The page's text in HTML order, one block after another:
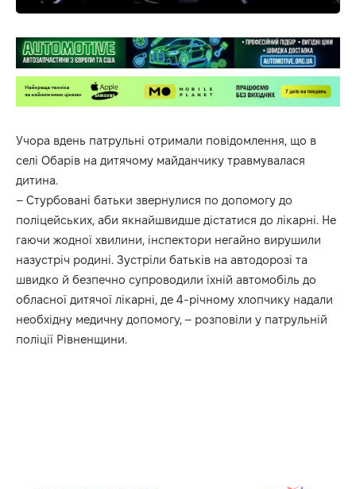
Учора вдень патрульні отримали повідомлення, що в
селі Обарів на дитячому майданчику травмувалася
дитина.
– Стурбовані батьки звернулися по допомогу до
поліцейських, аби якнайшвидше дістатися до лікарні. Не
гаючи жодної хвилини, інспектори негайно вирушили
назустріч родині. Зустріли батьків на автодорозі та
швидко й безпечно супроводили їхній автомобіль до
обласної дитячої лікарні, де 4-річному хлопчику надали
необхідну медичну допомогу, – розповіли у патрульній
поліції Рівненщини.